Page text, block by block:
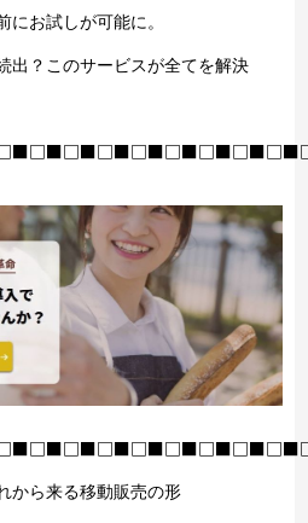
にお試しが可能に。
出？このサービスが全てを解決
から来る移動販売の形